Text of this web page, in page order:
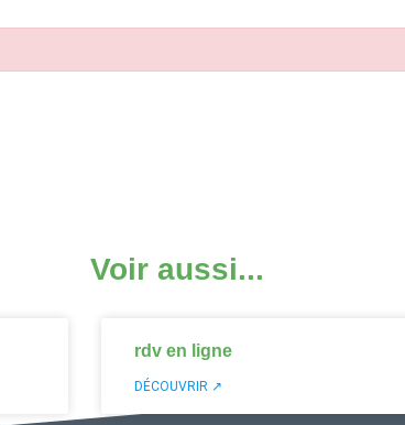
Voir aussi...
rdv en ligne
DÉCOUVRIR ↗